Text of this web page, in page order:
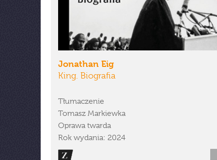
Jonathan Eig
King. Biografia
Tłumaczenie
Tomasz Markiewka
Oprawa twarda
Rok wydania: 2024